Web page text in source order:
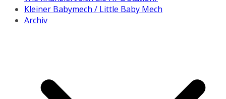
Kleiner Babymech / Little Baby Mech
Archiv